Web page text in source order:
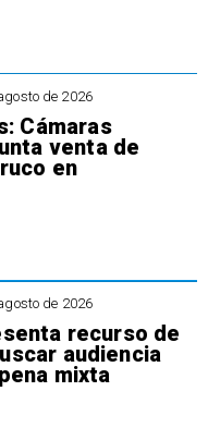
de 2026
Cámaras
venta de
en
de 2026
recurso de
audiencia
mixta